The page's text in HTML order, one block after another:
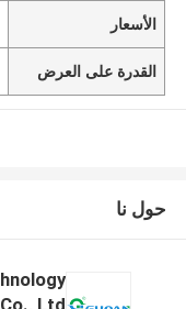
الأسعار
القدرة على العرض
حول نا